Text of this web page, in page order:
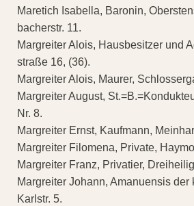
Maretich Isabella, Baronin,
bacherstr. 11.
Margreiter Alois, Hausbesitzer und
straße 16, (36).
Margreiter Alois, Maurer,
Margreiter August,
Nr. 8.
Margreiter Ernst, Kaufmann,
Margreiter Filomena, Private,
Margreiter Franz, Privatier,
Margreiter Johann, Amanuensis der
Karlstr. 5.